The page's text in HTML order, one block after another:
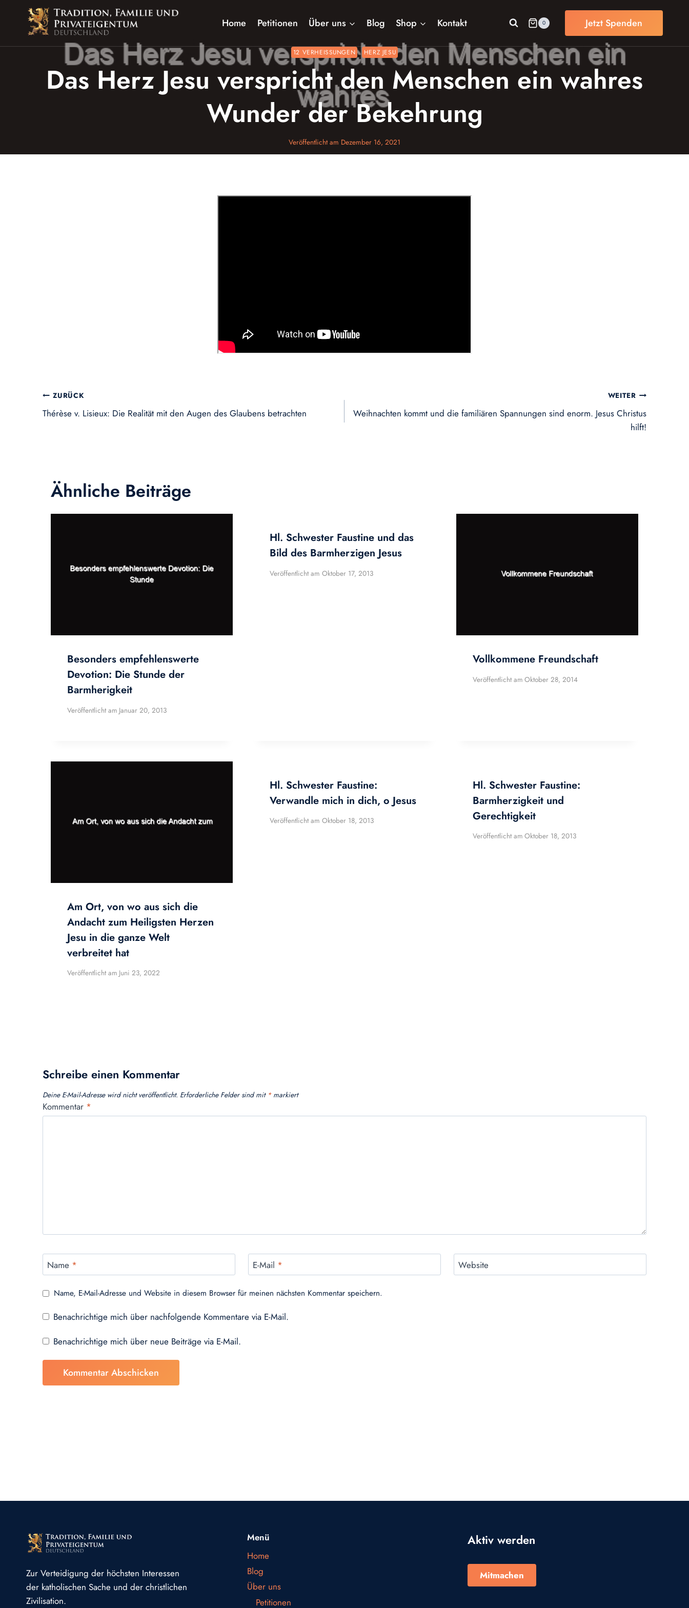
springen
Home Petitionen Über uns Blog Shop Kontakt 0 Jetzt Spenden
12 VERHEISSUNGEN HERZ JESU
Das Herz Jesu verspricht den Menschen ein wahres
Wunder der Bekehrung
Veröffentlicht am Dezember 16, 2021
Beitragsnavigation
ZURÜCK
Thérèse v. Lisieux: Die Realität mit den Augen des Glaubens betrachten
WEITER
Weihnachten kommt und die familiären Spannungen sind enorm. Jesus Christus
hilft!
Ähnliche Beiträge
Besonders empfehlenswerte
Devotion: Die Stunde der
Barmherigkeit
Veröffentlicht am Januar 20, 2013
Hl. Schwester Faustine und das
Bild des Barmherzigen Jesus
Veröffentlicht am Oktober 17, 2013
Vollkommene Freundschaft
Veröffentlicht am Oktober 28, 2014
Am Ort, von wo aus sich die
Andacht zum Heiligsten Herzen
Jesu in die ganze Welt
verbreitet hat
Veröffentlicht am Juni 23, 2022
Hl. Schwester Faustine:
Verwandle mich in dich, o Jesus
Veröffentlicht am Oktober 18, 2013
Hl. Schwester Faustine:
Barmherzigkeit und
Gerechtigkeit
Veröffentlicht am Oktober 18, 2013
Schreibe einen Kommentar
Deine E-Mail-Adresse wird nicht veröffentlicht. Erforderliche Felder sind mit *markiert
Kommentar *
Name * E-Mail * Website
Name, E-Mail-Adresse und Website in diesem Browser für meinen nächsten Kommentar speichern.
Benachrichtige mich über nachfolgende Kommentare via E-Mail.
Benachrichtige mich über neue Beiträge via E-Mail.
Zur Verteidigung der höchsten Interessen
der katholischen Sache und der christlichen
Zivilisation.
Menü
Home
Blog
Über uns
Petitionen
Aktiv werden
Mitmachen